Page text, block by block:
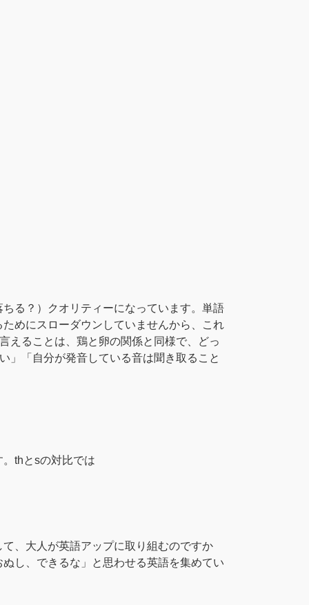
る？）クオリティーになっています。単語
めにスローダウンしていませんから、これ
えることは、鶏と卵の関係と同様で、どっ
」「自分が発音している音は聞き取ること
thとsの対比では
、大人が英語アップに取り組むのですか
し、できるな」と思わせる英語を集めてい